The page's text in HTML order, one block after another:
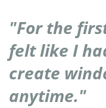
"For the
felt like I
create
anytime."